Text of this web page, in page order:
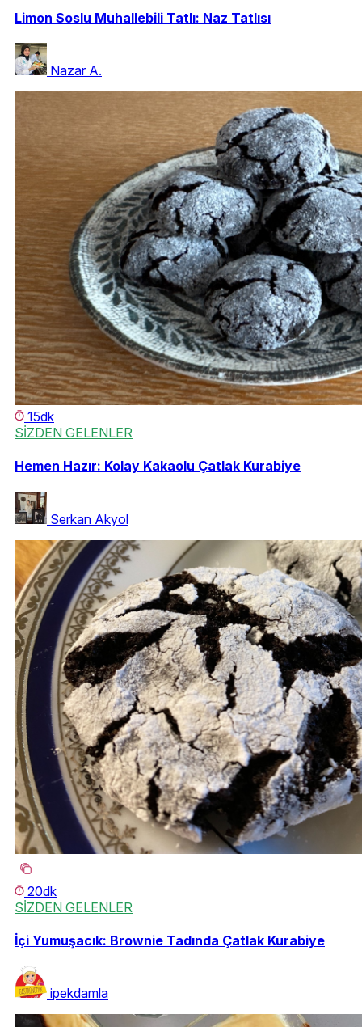
Limon Soslu Muhallebili Tatlı: Naz Tatlısı
Nazar A.
15dk
SİZDEN GELENLER
Hemen Hazır: Kolay Kakaolu Çatlak Kurabiye
Serkan Akyol
20dk
SİZDEN GELENLER
İçi Yumuşacık: Brownie Tadında Çatlak Kurabiye
ipekdamla